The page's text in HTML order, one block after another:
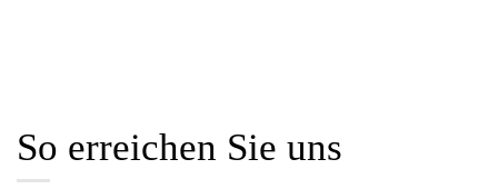
So erreichen Sie uns